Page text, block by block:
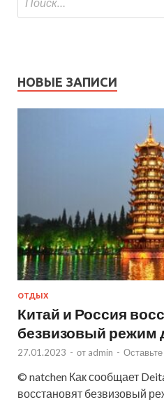
НОВЫЕ ЗАПИСИ
ОТДЫХ
Китай и Россия
безвизовый режим
27.01.2023 - от admin -
© natchen Как сообщает
восстановят безвизовый